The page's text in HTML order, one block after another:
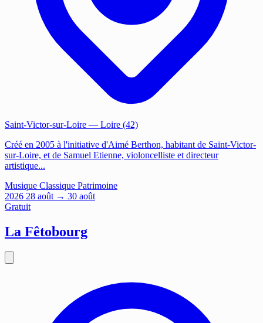
Saint-Victor-sur-Loire — Loire (42)
Créé en 2005 à l'initiative d'Aimé Berthon, habitant de Saint-Victor-
sur-Loire, et de Samuel Etienne, violoncelliste et directeur
artistique...
Musique Classique Patrimoine
2026 28 août → 30 août
Gratuit
La Fêtobourg